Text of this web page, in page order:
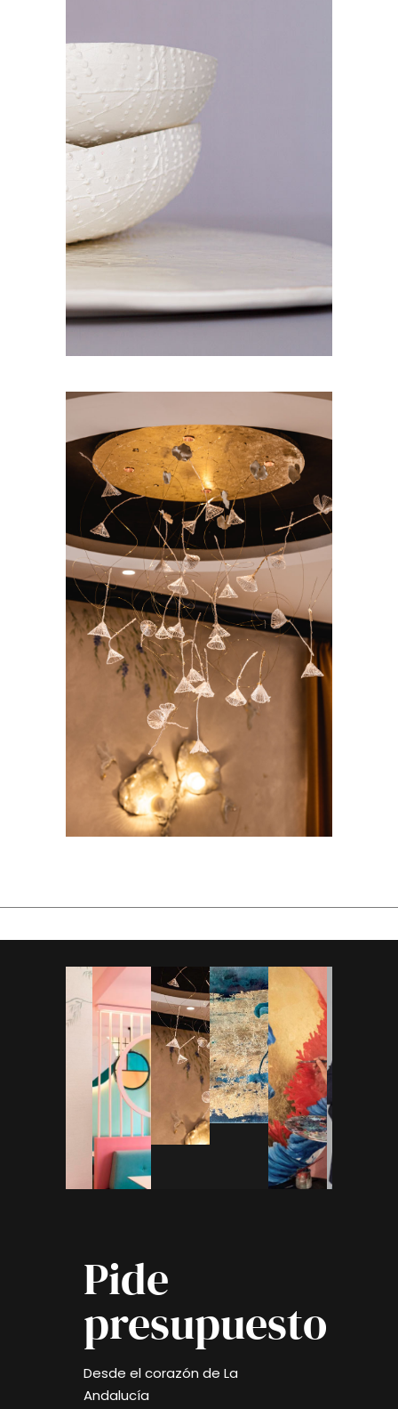
Pide
presupuesto
Desde el corazón de La
Andalucía